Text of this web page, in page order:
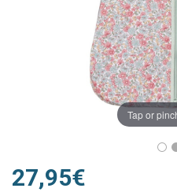
Tap or
27,95€